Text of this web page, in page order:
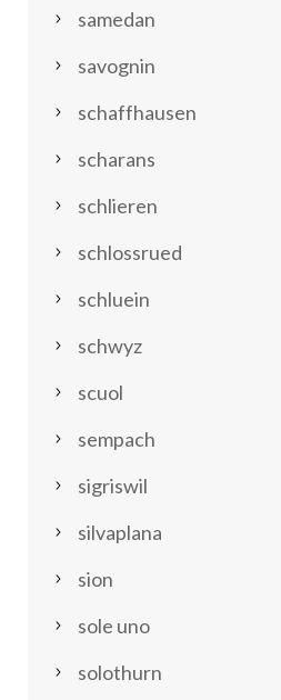
samedan
savognin
schaffhausen
scharans
schlieren
schlossrued
schluein
schwyz
scuol
sempach
sigriswil
silvaplana
sion
sole uno
solothurn